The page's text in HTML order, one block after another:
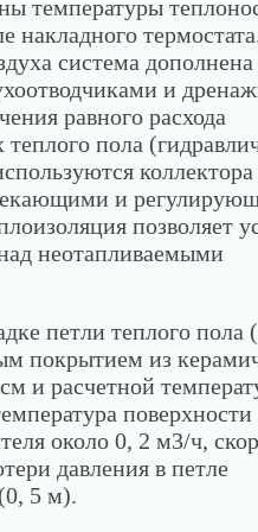
температуры
накладного
система дополнена
и
равного расхода
теплого пола
коллектора
и
позволяет
неотапливаемыми
петли теплого пола
покрытием из
и расчетной
около 0, 2 м3/ч,
давления в петле
5 м).